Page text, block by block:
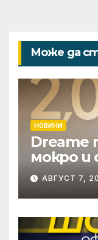
Може да
НОВИНИ
Dreame
мокро и
АВГУСТ 7,